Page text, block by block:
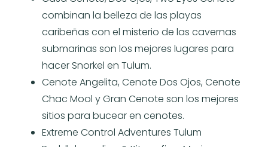
combinan la belleza de las playas
caribeñas con el misterio de las cavernas
submarinas son los mejores lugares para
hacer Snorkel en Tulum.
Cenote Angelita, Cenote Dos Ojos, Cenote
Chac Mool y Gran Cenote son los mejores
sitios para bucear en cenotes.
Extreme Control Adventures Tulum